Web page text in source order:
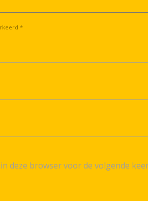
*
deze browser voor de volgende